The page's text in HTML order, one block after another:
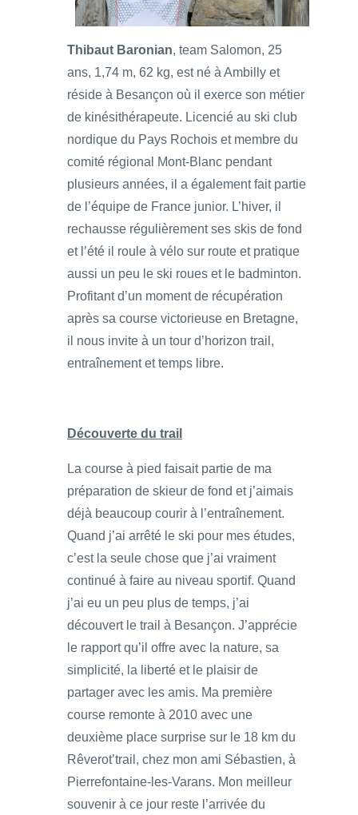
Thibaut Baronian, team Salomon, 25
ans, 1,74 m, 62 kg, est né à Ambilly et
réside à Besançon où il exerce son métier
de kinésithérapeute. Licencié au ski club
nordique du Pays Rochois et membre du
comité régional Mont-Blanc pendant
plusieurs années, il a également fait partie
de l’équipe de France junior. L’hiver, il
rechausse régulièrement ses skis de fond
et l’été il roule à vélo sur route et pratique
aussi un peu le ski roues et le badminton.
Profitant d’un moment de récupération
après sa course victorieuse en Bretagne,
il nous invite à un tour d’horizon trail,
entraînement et temps libre.
Découverte du trail
La course à pied faisait partie de ma
préparation de skieur de fond et j’aimais
déjà beaucoup courir à l’entraînement.
Quand j’ai arrêté le ski pour mes études,
c’est la seule chose que j’ai vraiment
continué à faire au niveau sportif. Quand
j’ai eu un peu plus de temps, j’ai
découvert le trail à Besançon. J’apprécie
le rapport qu’il offre avec la nature, sa
simplicité, la liberté et le plaisir de
partager avec les amis. Ma première
course remonte à 2010 avec une
deuxième place surprise sur le 18 km du
Rêverot’trail, chez mon ami Sébastien, à
Pierrefontaine-les-Varans. Mon meilleur
souvenir à ce jour reste l’arrivée du